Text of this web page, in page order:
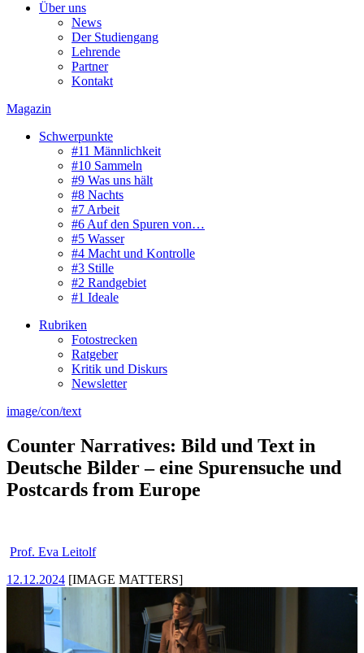
Über uns
News
Der Studiengang
Lehrende
Partner
Kontakt
Magazin
Schwerpunkte
#11 Männlichkeit
#10 Sammeln
#9 Was uns hält
#8 Nachts
#7 Arbeit
#6 Auf den Spuren von…
#5 Wasser
#4 Macht und Kontrolle
#3 Stille
#2 Randgebiet
#1 Ideale
Rubriken
Fotostrecken
Ratgeber
Kritik und Diskurs
Newsletter
image/con/text
Counter Narratives: Bild und Text in
Deutsche Bilder – eine Spurensuche und
Postcards from Europe
Prof. Eva Leitolf
12.12.2024 [IMAGE MATTERS]